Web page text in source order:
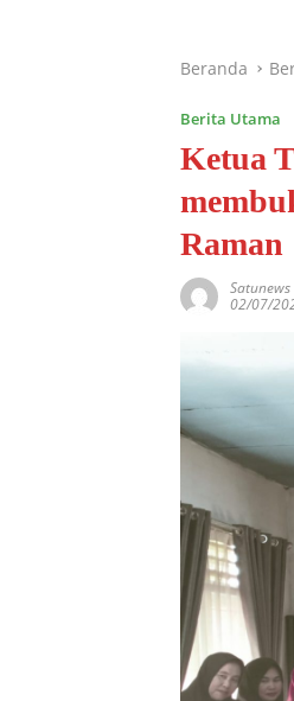
Beranda
Berita Utama
Ketua
Raman
Satunews
02/07/